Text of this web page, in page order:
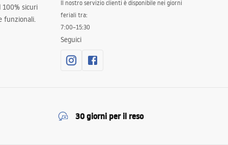
sicuri
funzionali.
Il nostro servizio clienti è disponibile nei giorni
feriali tra:
7:00–15:30
Seguici
30 giorni per il reso